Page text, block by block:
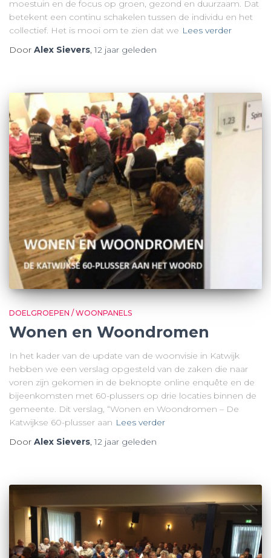
moestuin en de focus op groen, gezond en duurzaam. Dat
betekent een continu schakelen tussen de individu en het
collectief. Het is mooi om te zien dat we Lees verder
Door Alex Sievers,12 jaar geleden
DOELGROEPEN / WOONPANELS
Wonen en Woondromen
In het kader van de update van de woonvisie in Katwijk
hebben we een verslag opgesteld van de zaken die naar
voren zijn gekomen in de beknopte online enquête en de
bijeenkomsten met 60-plussers op drie locaties binnen de
gemeente. Dit verslag, “Wonen en Woondromen – De
Katwijkse 60-plusser aan Lees verder
Door Alex Sievers ,12 jaar geleden